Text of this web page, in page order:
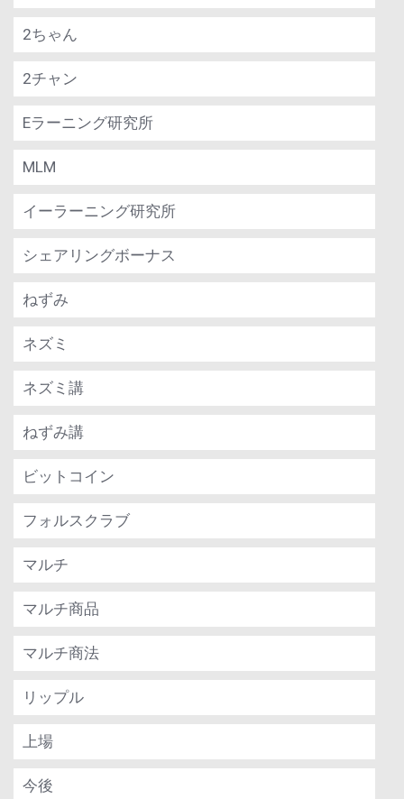
2ちゃん
2チャン
Eラーニング研究所
MLM
イーラーニング研究所
シェアリングボーナス
ねずみ
ネズミ
ネズミ講
ねずみ講
ビットコイン
フォルスクラブ
マルチ
マルチ商品
マルチ商法
リップル
上場
今後